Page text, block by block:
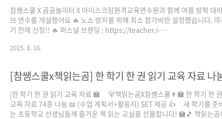
참쌤스쿨 X 곰곰놀이터 X 아이스크림원격교육연수원과 함께 여름 방학 대
브 연수를 개설했어요 🔥 노쇼 방지를 위해 최소 참가비만 설정했습니다.
기 전에 신청!! 🔥 퍼스널 브랜딩 : https://teacher.i-
iscreamClassId=1265 아이스크림 원격교육연수원초등도, 중등도, 아이
를 확인하세요!teacher.i-scream.co.kr 🔥 유치원 학급경영 :
https://teacher.i-scream.co.kr/front/ssemClass/index.do?
goPathName=/cl..
2025. 8. 16.
[참쌤스쿨x책읽는곰] 한 학기 한 권 읽기 교육 자료 나
|한 학기 한 권 읽기 교육 자료 🏫 ⠀ 🐻책읽는곰X참쌤스쿨👩‍🏫 한 학기 한
교육 자료 74종 나눔 📖 (수업 계획서+활동지) SET 제공 👍 ⠀ 새 학기를 준
는 초등학교 선생님들께 즐거운 책 읽는 교실을 선물합니다! 🏫🎵 책읽는곰